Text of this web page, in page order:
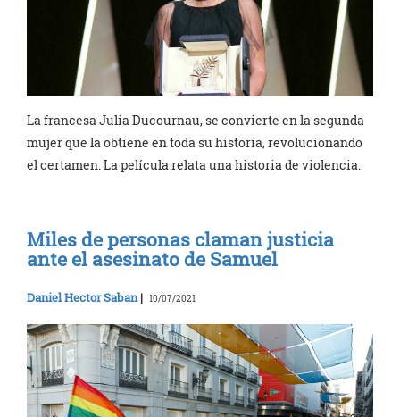
La francesa Julia Ducournau, se convierte en la segunda
mujer que la obtiene en toda su historia, revolucionando
el certamen. La película relata una historia de violencia.
Miles de personas claman justicia
ante el asesinato de Samuel
Daniel Hector Saban| 10/07/2021